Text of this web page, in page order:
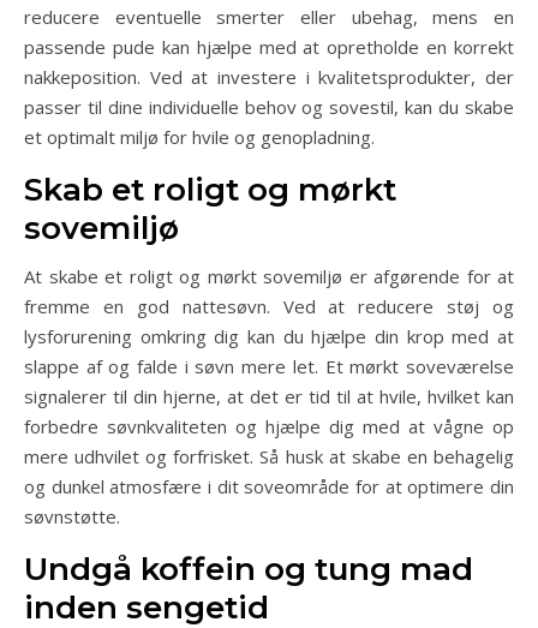
reducere eventuelle smerter eller ubehag, mens en
passende pude kan hjælpe med at opretholde en korrekt
nakkeposition. Ved at investere i kvalitetsprodukter, der
passer til dine individuelle behov og sovestil, kan du skabe
et optimalt miljø for hvile og genopladning.
Skab et roligt og mørkt
sovemiljø
At skabe et roligt og mørkt sovemiljø er afgørende for at
fremme en god nattesøvn. Ved at reducere støj og
lysforurening omkring dig kan du hjælpe din krop med at
slappe af og falde i søvn mere let. Et mørkt soveværelse
signalerer til din hjerne, at det er tid til at hvile, hvilket kan
forbedre søvnkvaliteten og hjælpe dig med at vågne op
mere udhvilet og forfrisket. Så husk at skabe en behagelig
og dunkel atmosfære i dit soveområde for at optimere din
søvnstøtte.
Undgå koffein og tung mad
inden sengetid